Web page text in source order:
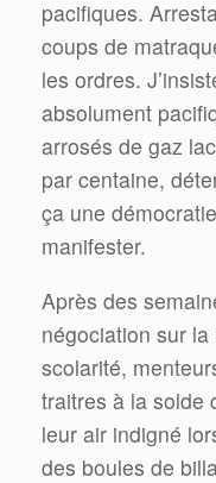
pacifiques.
coups de
les ordres.
absolument
arrosés de gaz
par centaine,
ça une
manifester.
Après des
négociation sur
scolarité,
traitres à la solde
leur air indigné
des boules de